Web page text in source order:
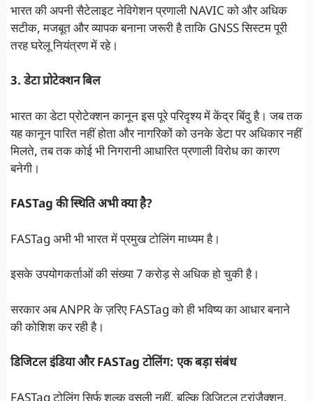
भारत की अपनी सैटेलाइट नेविगेशन प्रणाली NAVIC को और अधिक
सटीक, मजबूत और व्यापक बनाना जरूरी है ताकि GNSS सिस्टम पूरी
तरह घरेलू नियंत्रण में रहे।
3. डेटा प्रोटेक्शन बिल
भारत का डेटा प्रोटेक्शन कानून इस पूरे परिदृश्य में केंद्र बिंदु है। जब तक
यह कानून पारित नहीं होता और नागरिकों को उनके डेटा पर अधिकार नहीं
मिलते, तब तक कोई भी निगरानी आधारित प्रणाली विरोध का कारण
बनेगी।
FASTag की स्थिति अभी क्या है?
FASTag अभी भी भारत में प्रमुख टोलिंग माध्यम है।
इसके उपयोगकर्ताओं की संख्या 7 करोड़ से अधिक हो चुकी है।
सरकार अब ANPR के ज़रिए FASTag को ही भविष्य का आधार बनाने
की कोशिश कर रही है।
डिजिटल इंडिया और FASTag टोलिंग: एक बड़ा संबंध